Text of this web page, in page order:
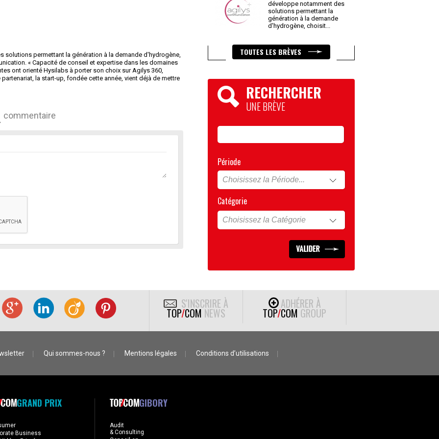
solutions permettant la génération à la demande d'hydrogène,
« Capacité de conseil et expertise dans les domaines
ont orienté Hysilabs à porter son choix sur Agilys 360,
la start-up, fondée cette année, vient déjà de mettre
commentaire
développe notamment des
solutions permettant la
génération à la demande
d'hydrogène, choisit...
TOUTES LES BRÈVES
RECHERCHER
UNE BRÈVE
Période
Catégorie
S'INSCRIRE À
TOP/COM NEWS
ADHÉRER À
TOP/COM GROUP
Qui sommes-nous ? Mentions légales Conditions d’utilisations
GRAND PRIX
Business
GIBORY
Audit
& Consulting